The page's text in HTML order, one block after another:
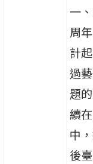
一
周
計
過
題
續
中
後